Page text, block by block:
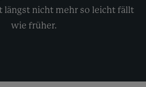
längst nicht mehr so leicht fällt
wie früher.